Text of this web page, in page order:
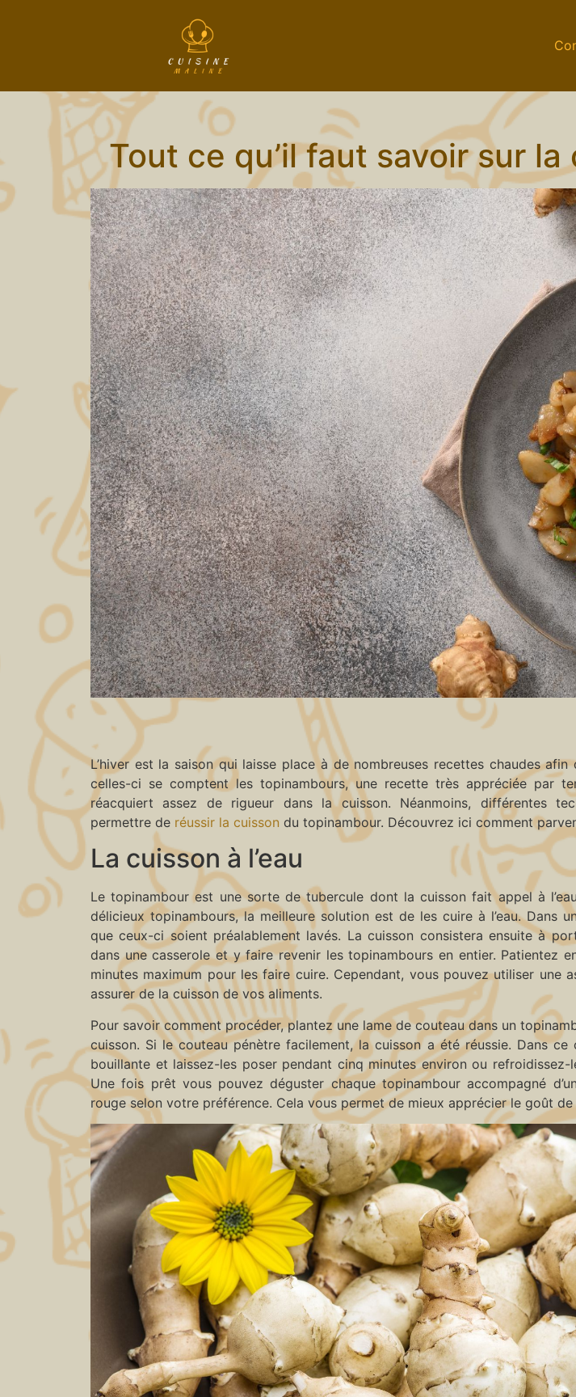
Tout ce qu’il faut savoir sur
L’hiver est la saison qui laisse place à de nombreuses recettes chaudes afin
celles-ci se comptent les topinambours, une recette très appréciée par
réacquiert assez de rigueur dans la cuisson. Néanmoins, différentes
permettre de réussir la cuisson du topinambour. Découvrez ici comment
La cuisson à l’eau
Le topinambour est une sorte de tubercule dont la cuisson fait appel à
délicieux topinambours, la meilleure solution est de les cuire à l’eau. Dans
que ceux-ci soient préalablement lavés. La cuisson consistera ensuite à
dans une casserole et y faire revenir les topinambours en entier. Patientez
minutes maximum pour les faire cuire. Cependant, vous pouvez utiliser une
assurer de la cuisson de vos aliments.
Pour savoir comment procéder, plantez une lame de couteau dans un
cuisson. Si le couteau pénètre facilement, la cuisson a été réussie. Dans ce
bouillante et laissez-les poser pendant cinq minutes environ ou refroidissez-
Une fois prêt vous pouvez déguster chaque topinambour accompagné
rouge selon votre préférence. Cela vous permet de mieux apprécier le goût